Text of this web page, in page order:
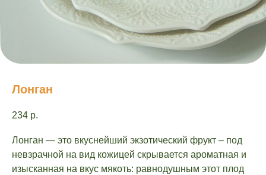
Лонган
234 р.
Лонган — это вкуснейший экзотический фрукт – под
невзрачной на вид кожицей скрывается ароматная и
изысканная на вкус мякоть: равнодушным этот плод